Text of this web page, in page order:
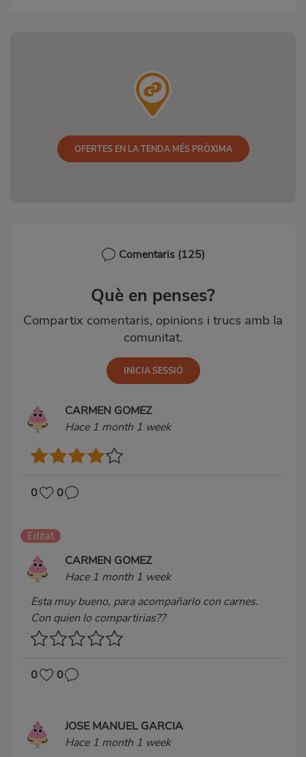
OFERTES EN LA TENDA MÉS PRÒXIMA
Comentaris (125)
Què en penses?
Compartix comentaris, opinions i trucs amb la
comunitat.
CARMEN GOMEZ
Hace 1 month 1 week
0 0
Editat
CARMEN GOMEZ
Hace 1 month 1 week
Esta muy bueno, para acompañarlo con carnes.
Con quien lo compartirias??
0 0
JOSE MANUEL GARCIA
Hace 1 month 1 week